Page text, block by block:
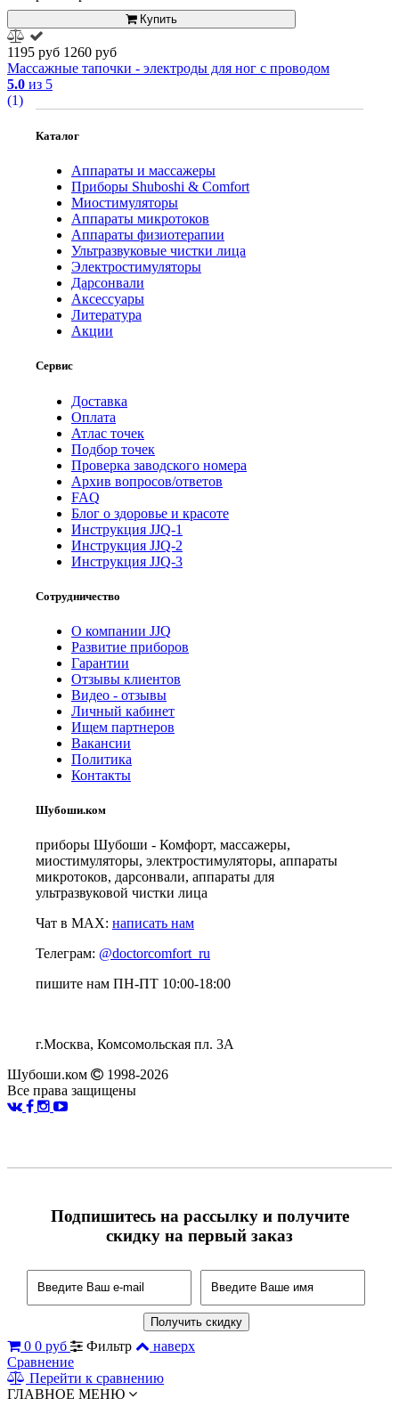
Купить
1195 руб 1260 руб
Массажные тапочки - электроды для ног с проводом
5.0 из 5
(1)
Каталог
Аппараты и массажеры
Приборы Shuboshi & Comfort
Миостимуляторы
Аппараты микротоков
Аппараты физиотерапии
Ультразвуковые чистки лица
Электростимуляторы
Дарсонвали
Аксессуары
Литература
Акции
Сервис
Доставка
Оплата
Атлас точек
Подбор точек
Проверка заводского номера
Архив вопросов/ответов
FAQ
Блог о здоровье и красоте
Инструкция JJQ-1
Инструкция JJQ-2
Инструкция JJQ-3
Сотрудничество
О компании JJQ
Развитие приборов
Гарантии
Отзывы клиентов
Видео - отзывы
Личный кабинет
Ищем партнеров
Вакансии
Политика
Контакты
Шубоши.ком
приборы Шубоши - Комфорт, массажеры,
миостимуляторы, электростимуляторы, аппараты
микротоков, дарсонвали, аппараты для
ультразвуковой чистки лица
Чат в MAX: написать нам
Телеграм: @doctorcomfort_ru
пишите нам ПН-ПТ 10:00-18:00
г.Москва, Комсомольская пл. 3А
Шубоши.ком
1998-2026
Все права защищены
Подпишитесь на рассылку и получите
скидку на первый заказ
0 0 руб Фильтр
наверх
Сравнение
Перейти к сравнению
ГЛАВНОЕ МЕНЮ